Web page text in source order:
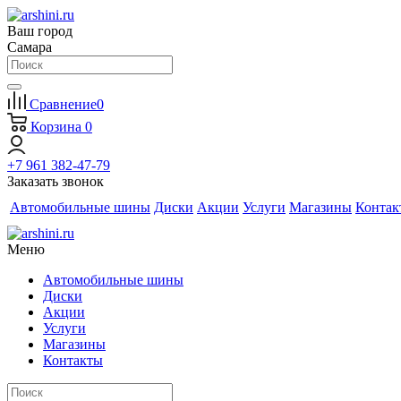
Ваш город
Самара
Сравнение0
Корзина 0
+7 961 382-47-79
Заказать звонок
Автомобильные шины Диски Акции Услуги Магазины
Меню
Автомобильные шины
Диски
Акции
Услуги
Магазины
Контакты